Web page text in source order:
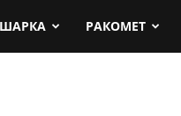
РАКОМЕТ